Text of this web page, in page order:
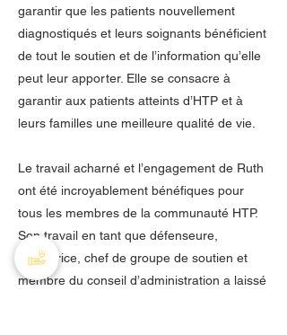
garantir que les patients nouvellement
diagnostiqués et leurs soignants bénéficient
de tout le soutien et de l’information qu’elle
peut leur apporter. Elle se consacre à
garantir aux patients atteints d’HTP et à
leurs familles une meilleure qualité de vie.
Le travail acharné et l’engagement de Ruth
ont été incroyablement bénéfiques pour
tous les membres de la communauté HTP.
Son travail en tant que défenseure,
éducatrice, chef de groupe de soutien et
membre du conseil d’administration a laissé